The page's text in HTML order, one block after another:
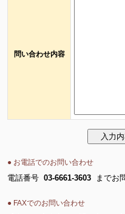
問い合わせ内容
● お電話でのお問い合わせ
電話番号 03-6661-3603 までお
● FAXでのお問い合わせ